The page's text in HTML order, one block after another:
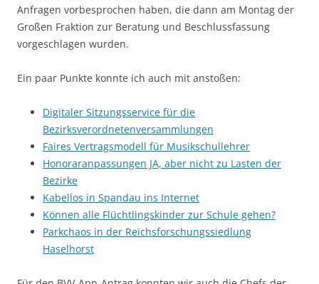
Anfragen vorbesprochen haben, die dann am Montag der
Großen Fraktion zur Beratung und Beschlussfassung
vorgeschlagen wurden.
Ein paar Punkte konnte ich auch mit anstoßen:
Digitaler Sitzungsservice für die
Bezirksverordnetenversammlungen
Faires Vertragsmodell für Musikschullehrer
Honoraranpassungen JA, aber nicht zu Lasten der
Bezirke
Kabellos in Spandau ins Internet
Können alle Flüchtlingskinder zur Schule gehen?
Parkchaos in der Reichsforschungssiedlung
Haselhorst